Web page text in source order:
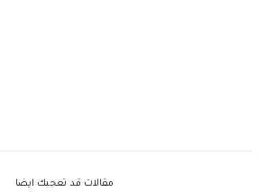
مقالات قد تعجبك ايضا